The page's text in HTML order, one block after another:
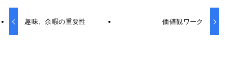
趣味、余暇の重要性 価値観ワーク